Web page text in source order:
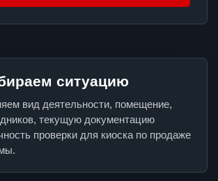
ситуацию
вид деятельности, помещение,
текущую документацию
проверки для киоска по продаже